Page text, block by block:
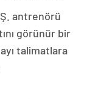
antrenörü
görünür bir
talimatlara